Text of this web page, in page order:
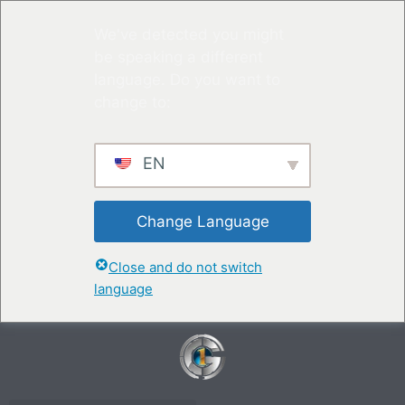
EN
Change Language
Close and do not switch
language